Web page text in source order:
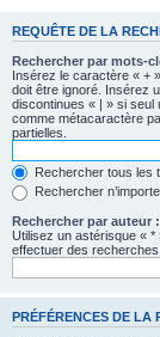
REQUÊTE DE LA
Rechercher par mots-
Insérez le caractère « +
doit être ignoré. Insérez
discontinues « | » si seul
comme métacaractère
partielles.
Rechercher tous les
Rechercher
Rechercher par auteur :
Utilisez un astérisque «
effectuer des recherches
PRÉFÉRENCES DE LA